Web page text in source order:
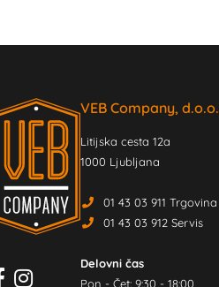
VEB Company, d.o.o.
Litijska cesta 12a
1000 Ljubljana
01 43 03 911 Trgovina
01 43 03 912 Servis
Delovni čas
Pon - Čet: 9:30 - 18:00